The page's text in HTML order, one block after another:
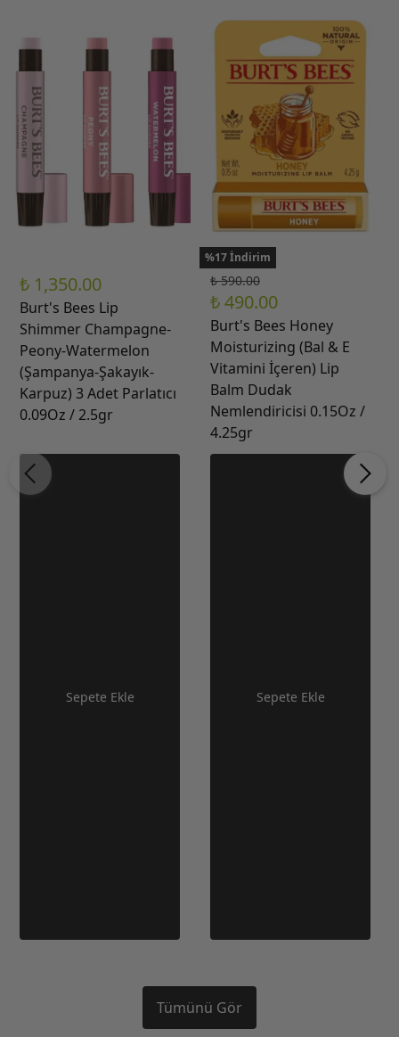
₺ 1,350.00
Burt's Bees Lip
Shimmer Champagne-
Peony-Watermelon
(Şampanya-Şakayık-
Karpuz) 3 Adet Parlatıcı
0.09Oz / 2.5gr
Sepete Ekle
%17 İndirim
₺ 590.00
₺ 490.00
Burt's Bees Honey
Moisturizing (Bal & E
Vitamini İçeren) Lip
Balm Dudak
Nemlendiricisi 0.15Oz /
4.25gr
Sepete Ekle
Tümünü Gör